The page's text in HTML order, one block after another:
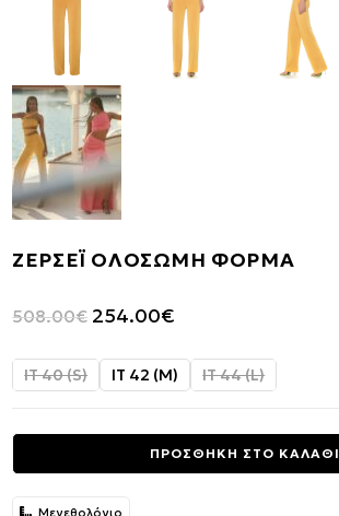
ΖΕΡΣΕΪ ΟΛΟΣΩΜΗ ΦΟΡΜΑ
508.00€ Original
was:
254.00€
τιμή
254.00€.
IT 40 (S) IT 42 (M) IT 44 (L)
ΠΡΟΣΘΗΚΗ ΣΤΟ ΚΑΛΑΘΙ
Μεγεθολόγιο